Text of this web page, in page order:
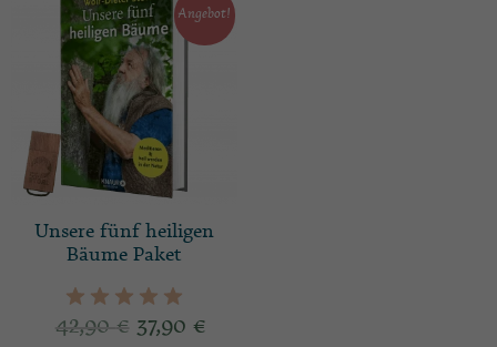
Angebot!
Unsere fünf heiligen
Bäume Paket
42,90 € 37,90 €